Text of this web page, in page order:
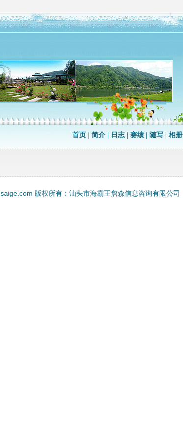
首页 简介 日志| 赛绩 随写 相册
saige.com 版权所有：汕头市海霸王詹森信息咨询有限公司